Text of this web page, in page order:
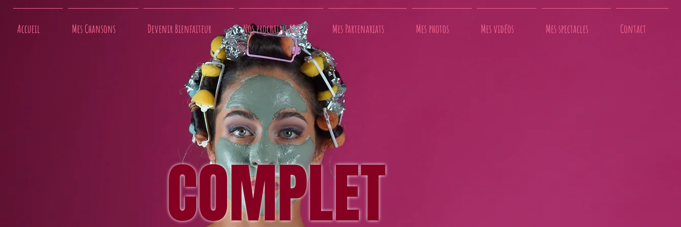
Accueil Mes Chansons Devenir Bienfaiteur Nos prochains RDV Mes Partenariats Mes photos Mes vidéos Mes spectacles Contact
COMPLET